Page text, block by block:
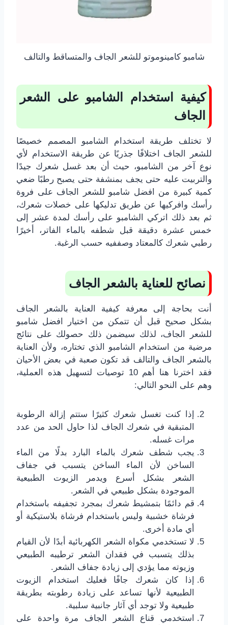
شامبو كامينوموتو للشعر الجاف والمتساقط والتالف
كيفية استخدام الشامبو على الشعر
الجاف
لا تختلف طريقة استخدام الشامبو المصمم خصيصًا
للشعر الجاف اختلافًا جذريًا عن طريقة الاستخدام لأي
نوع آخر من الشامبو، حيث أن بعد غسل شعرك جيدًا
والتربيت عليه حتى يجف بمنشفة حتى يصبح رطبًا ضعي
كمية كبيرة من افضل شامبو للشعر الجاف على فروة
رأسك وافركيها عن طريق تدليكها على خصلات شعرك،
ثم بعد ذلك اتركي الشامبو على رأسك لمدة عشر إلى
خمس عشرة دقيقة قبل شطفه بالماء الفاتر، أخيرًا
رطبي شعرك كالمعتاد وصففيه حسب الرغبة.
نصائح للعناية بالشعر الجاف
أنت بحاجة إلى معرفة كيفية العناية بالشعر الجاف
بشكل صحيح قبل أن تتمكن من اختيار افضل شامبو
للشعر الجاف، لذلك سيضمن ذلك حصولك على نتائج
مرضية من استخدام الشامبو الذي تختاره، ولأن العناية
بالشعر الجاف والتالف قد تكون صعبة في بعض الأحيان
فقد اخترنا هنا أهم 10 توصيات لتسهيل هذه العملية،
وهم على النحو التالي:
إذا كنت تغسل شعرك كثيرًا ستتم إزالة الرطوبة
المتبقية في شعرك الجاف لذا حاول الحد من عدد
مرات غسله.
يجب شطف شعرك بالماء البارد بدلًا من الماء
الساخن لأن الماء الساخن يتسبب في جفاف
الشعر بشكل أسرع ويدمر الزيوت الطبيعية
الموجودة بشكل طبيعي في الشعر.
قم دائمًا بتمشيط شعرك بمجرد تجفيفه باستخدام
فرشاة خشبية وليس باستخدام فرشاة بلاستيكية أو
أي مادة أخرى.
لا تستخدمي مكواة الشعر الكهربائية أبدًا لأن القيام
بذلك يتسبب في فقدان الشعر ترطيبه الطبيعي
وزيوته مما يؤدي إلى زيادة جفاف الشعر.
إذا كان شعرك جافًا فعليك استخدام الزيوت
الطبيعية لأنها تساعد على زيادة رطوبته بطريقة
طبيعية ولا توجد أي آثار جانبية سلبية.
استخدمي قناع الشعر الجاف مرة واحدة على